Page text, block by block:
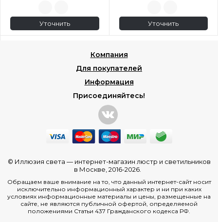
Уточнить Уточнить
Компания
Для покупателей
Информация
Присоединяйтесь!
© Иллюзия света — интернет-магазин люстр и светильников
в Москве , 2016-2026.
Обращаем ваше внимание на то, что данный интернет-сайт носит
исключительно информационный характер и ни при каких
условиях информационные материалы и цены, размещенные на
сайте, не являются публичной офертой, определяемой
положениями Статьи 437 Гражданского кодекса РФ.